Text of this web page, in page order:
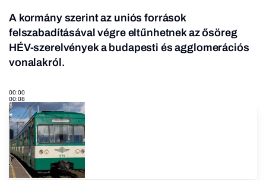
A kormány szerint az uniós források
felszabadításával végre eltűnhetnek az ősöreg
HÉV-szerelvények a budapesti és agglomerációs
vonalakról.
00:00
00:08